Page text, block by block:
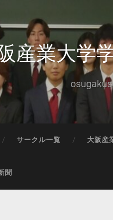
産業大学
サークル一覧 大阪産
聞